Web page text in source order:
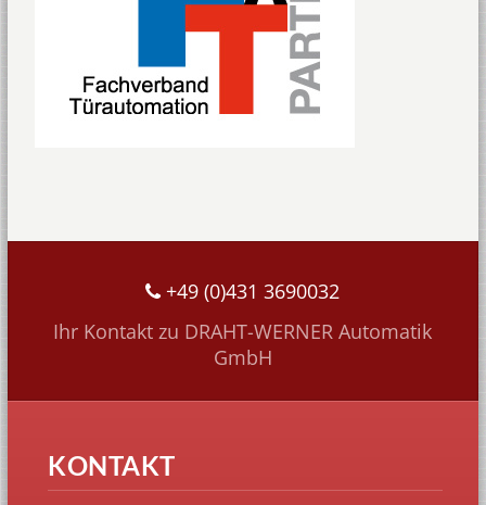
+49 (0)431 3690032
Ihr Kontakt zu DRAHT-WERNER Automatik
GmbH
KONTAKT